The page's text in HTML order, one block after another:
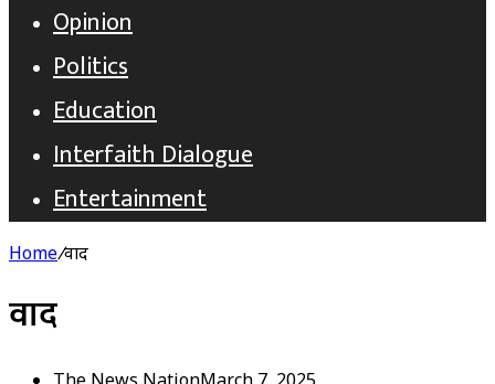
Opinion
Politics
Education
Interfaith Dialogue
Entertainment
Home/वाद
वाद